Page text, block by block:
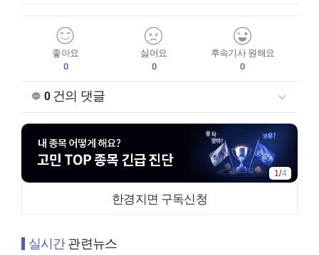
좋아요
0
싫어요
0
후속기사 원해요
0
0건의 댓글
2 /4
한경지면 구독신청
실시간관련뉴스